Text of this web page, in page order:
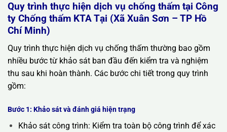
Quy trình thực hiện dịch vụ chống thấm tại Công
ty Chống thấm KTA Tại (Xã Xuân Sơn – TP Hồ
Chí Minh)
Quy trình thực hiện dịch vụ chống thấm thường bao gồm
nhiều bước từ khảo sát ban đầu đến kiểm tra và nghiệm
thu sau khi hoàn thành. Các bước chi tiết trong quy trình
gồm:
Bước 1: Khảo sát và đánh giá hiện trạng
Khảo sát công trình: Kiểm tra toàn bộ công trình để xác